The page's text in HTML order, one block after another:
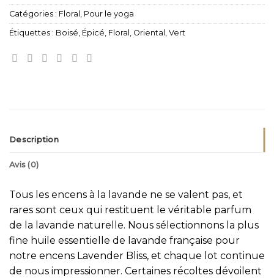
Catégories : Floral Pour le yoga
Étiquettes : Boisé Épicé Floral Oriental Vert
Description
Avis (0)
Tous les encens à la lavande ne se valent pas, et
rares sont ceux qui restituent le véritable parfum
de la lavande naturelle. Nous sélectionnons la plus
fine huile essentielle de lavande française pour
notre encens Lavender Bliss, et chaque lot continue
de nous impressionner. Certaines récoltes dévoilent